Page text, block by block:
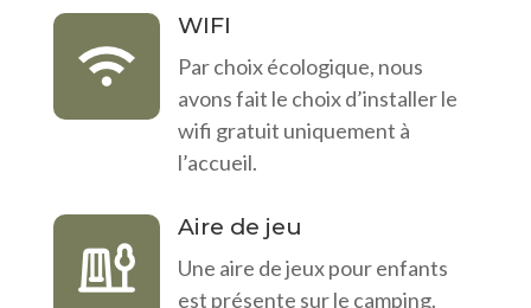
WIFI
Par choix écologique, nous
avons fait le choix d’installer le
wifi gratuit uniquement à
l’accueil.
Aire de jeu
Une aire de jeux pour enfants
est présente sur le camping.